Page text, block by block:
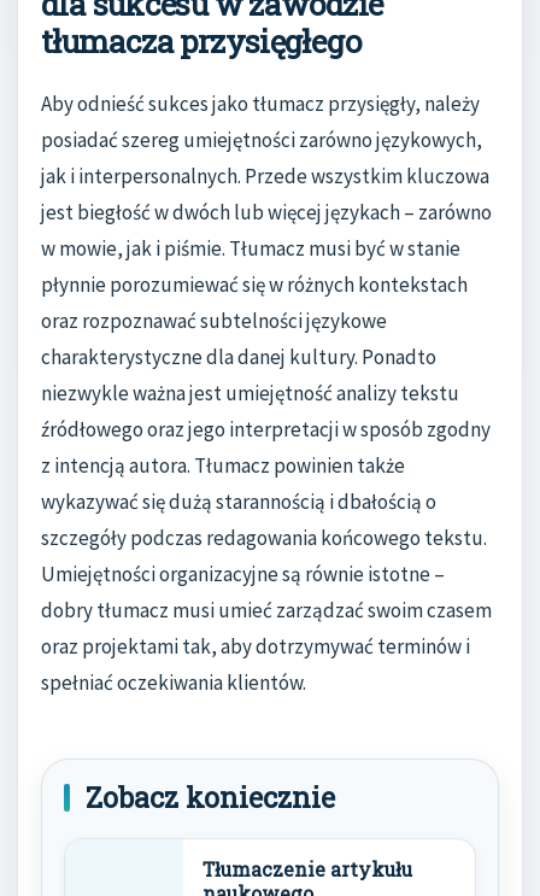
tłumacza przysięgłego
Aby odnieść sukces jako tłumacz przysięgły, należy
posiadać szereg umiejętności zarówno językowych,
jak i interpersonalnych. Przede wszystkim kluczowa
jest biegłość w dwóch lub więcej językach – zarówno
w mowie, jak i piśmie. Tłumacz musi być w stanie
płynnie porozumiewać się w różnych kontekstach
oraz rozpoznawać subtelności językowe
charakterystyczne dla danej kultury. Ponadto
niezwykle ważna jest umiejętność analizy tekstu
źródłowego oraz jego interpretacji w sposób zgodny
z intencją autora. Tłumacz powinien także
wykazywać się dużą starannością i dbałością o
szczegóły podczas redagowania końcowego tekstu.
Umiejętności organizacyjne są równie istotne –
dobry tłumacz musi umieć zarządzać swoim czasem
oraz projektami tak, aby dotrzymywać terminów i
spełniać oczekiwania klientów.
Zobacz koniecznie
Tłumaczenie artykułu